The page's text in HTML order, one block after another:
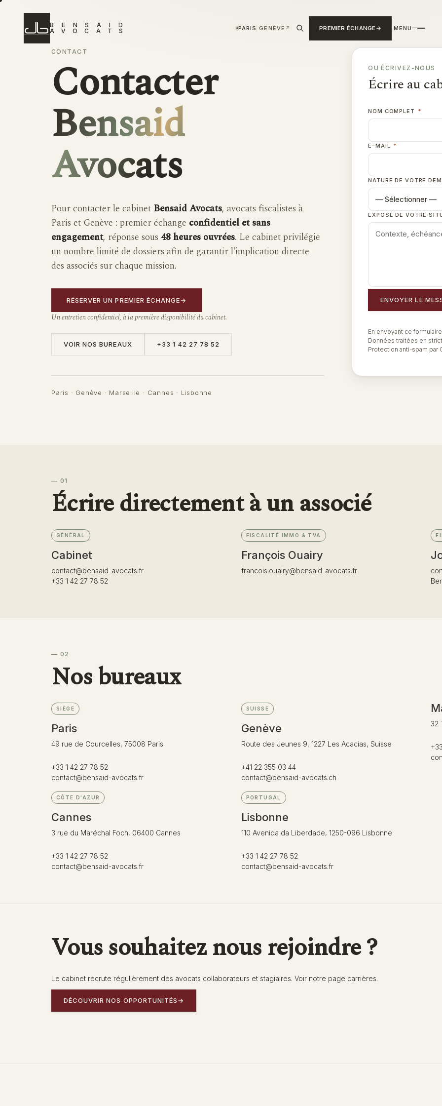
B E N S A I
D
A
V O C A T S PARIS GENÈVE ↗ PREMIER ÉCHANGE MENU
CONTACT
Contacter
Bensaid
Avocats
Pour contacter le cabinet Bensaid Avocats, avocats fiscalistes à
Paris et Genève : premier échange confidentiel et sans
engagement, réponse sous 48 heures ouvrées. Le cabinet privilégie
un nombre limité de dossiers afin de garantir l'implication directe
des associés sur chaque mission.
RÉSERVER UN PREMIER ÉCHANGE
Un entretien confidentiel, à la première disponibilité du cabinet.
VOIR NOS BUREAUX +33 1 42 27 78 52
Paris · Genève · Marseille · Cannes · Lisbonne
OU ÉCRIVEZ-NOUS
Écrire au
NOM COMPLET *
E-MAIL *
NATURE DE VOTRE
EXPOSÉ DE VOTRE
ENVOYER LE
En envoyant ce
Données traitées en
Protection anti-spam par
— 01
Écrire directement à un associé
GÉNÉRAL
Cabinet
contact@bensaid-avocats.fr
+33 1 42 27 78 52
FISCALITÉ IMMO & TVA
François Ouairy
francois.ouairy@bensaid-avocats.fr
— 02
Nos bureaux
SIÈGE
Paris
49 rue de Courcelles, 75008 Paris
+33 1 42 27 78 52
contact@bensaid-avocats.fr
SUISSE
Genève
Route des Jeunes 9, 1227 Les Acacias, Suisse
+41 22 355 03 44
contact@bensaid-avocats.ch
32
CÔTE D'AZUR
Cannes
3 rue du Maréchal Foch, 06400 Cannes
+33 1 42 27 78 52
contact@bensaid-avocats.fr
PORTUGAL
Lisbonne
110 Avenida da Liberdade, 1250-096 Lisbonne
+33 1 42 27 78 52
contact@bensaid-avocats.fr
Vous souhaitez nous rejoindre ?
Le cabinet recrute régulièrement des avocats collaborateurs et stagiaires. Voir notre page carrières.
DÉCOUVRIR NOS OPPORTUNITÉS→